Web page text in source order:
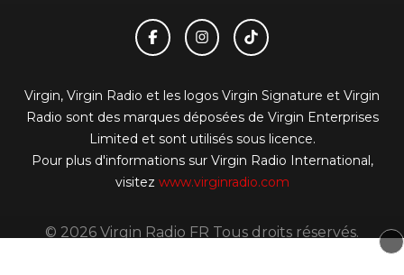
Virgin, Virgin Radio et les logos Virgin Signature et Virgin
Radio sont des marques déposées de Virgin Enterprises
Limited et sont utilisés sous licence.
Pour plus d'informations sur Virgin Radio International,
visitez www.virginradio.com
© 2026 Virgin Radio FR Tous droits réservés.